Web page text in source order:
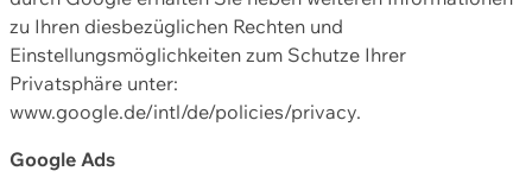
zu Ihren diesbezüglichen Rechten und
Einstellungsmöglichkeiten zum Schutze Ihrer
Privatsphäre unter:
www.google.de/intl/de/policies/privacy.
Google Ads